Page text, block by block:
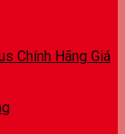
Chính Hãng Giá